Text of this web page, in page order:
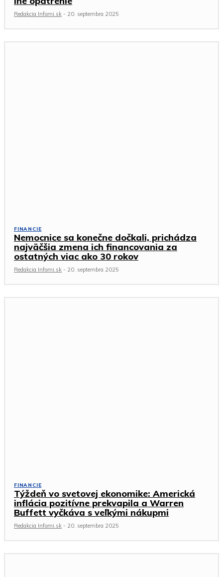
Redakcia Infomi.sk - 20. septembra 2025
FINANCIE
Nemocnice sa konečne dočkali, prichádza
najväčšia zmena ich financovania za
ostatných viac ako 30 rokov
Redakcia Infomi.sk - 20. septembra 2025
FINANCIE
Týždeň vo svetovej ekonomike: Americká
inflácia pozitívne prekvapila a Warren
Buffett vyčkáva s veľkými nákupmi
Redakcia Infomi.sk - 20. septembra 2025